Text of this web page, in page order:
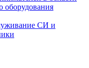
оборудования
СИ и